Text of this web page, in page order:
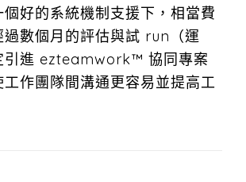
好的系統機制支援下，相當費
過數個月的評估與試 run（運
引進 ezteamwork™ 協同專案
作團隊間溝通更容易並提高工